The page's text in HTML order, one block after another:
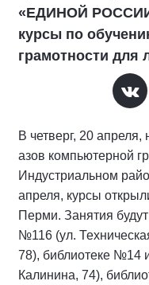
«ЕДИНОЙ
курсы по
грамотности для
В четверг, 20
азов компьютерной
Индустриальном
апреля, курсы
Перми. Занятия
№116 (ул.
78), библиотеке №14
Калинина, 74),